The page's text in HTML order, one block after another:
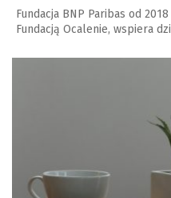
Fundacja BNP Paribas od
Fundacją Ocalenie, wspiera
a